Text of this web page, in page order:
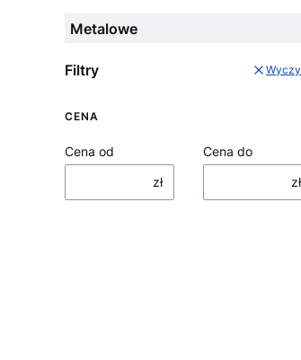
Metalowe
Filtry
CENA
Cena od
zł
Cena do
zł